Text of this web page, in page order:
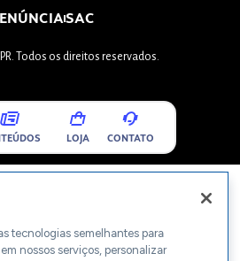
SAC
Todos os direitos reservados.
LOJA CONTATO
tecnologias semelhantes para
nossos serviços, personalizar